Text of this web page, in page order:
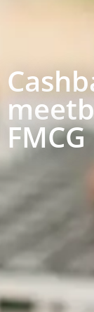
FMCG